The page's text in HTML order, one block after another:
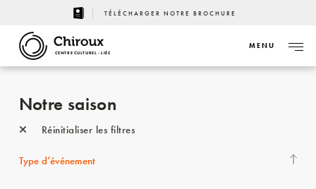
TÉLÉCHARGER NOTRE BROCHURE
CENTRE CULTUREL - LIÈGE
MENU
Notre saison
Réinitialiser les filtres
Type d’événement